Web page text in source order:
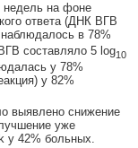
недель на фоне
ответа (ДНК ВГВ
в 78%
составляло 5 log10
у 78%
у 82%
выявлено снижение
уже
у 42% больных.